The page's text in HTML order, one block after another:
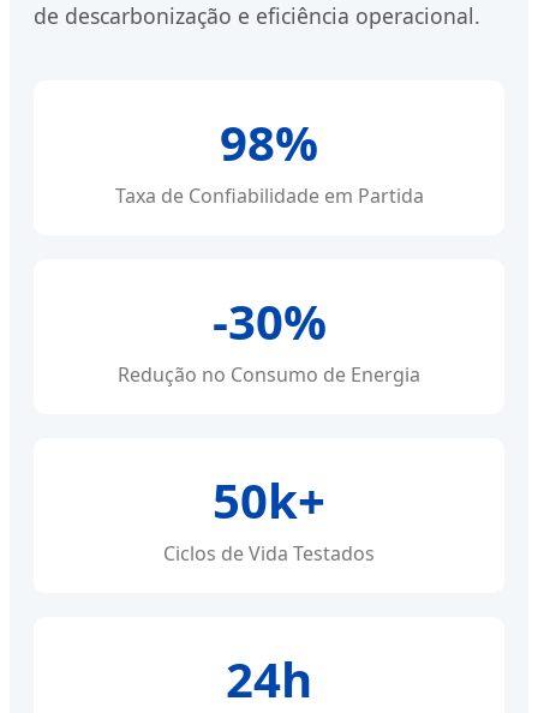
de descarbonização e eficiência operacional.
98%
Taxa de Confiabilidade em Partida
-30%
Redução no Consumo de Energia
50k+
Ciclos de Vida Testados
24h